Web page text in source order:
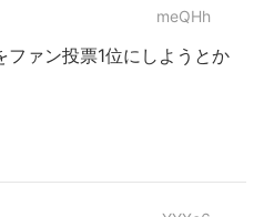
meQHh
ァン投票1位にしようとか